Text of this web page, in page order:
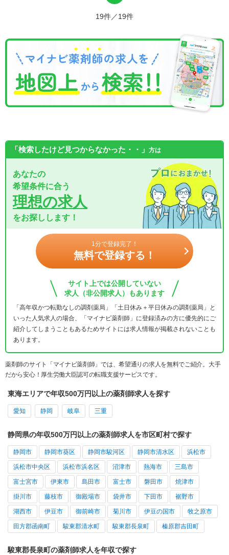
19件／19件
「検索したけど見つからなかった・・」 方は
あなたの
希望条件に合う
理想の求人
をお探しします！
1分で登録完了！
無料で登録する！
サイト上では公開していない
求人（非公開求人）もあります
「高年収かつ転勤なしの調剤薬局」「土日休み＋平日休みの調剤薬局」と
いった人気求人の場合、「マイナビ薬剤師」に登録済みの方に優先的にご
紹介してしまうこともあるためサイトには求人情報が掲載されないことも
あります。
薬剤師のサイト「マイナビ薬剤師」では、希望通りの求人を無料でご紹介。大手
だから安心！厚生労働大臣認可の転職支援サービスです。
東海エリアで年収500万円以上の薬剤師求人を探す
愛知 静岡 岐阜 三重
静岡県の年収500万円以上の薬剤師求人を市区町村で探す
静岡市 静岡市葵区 静岡市駿河区 静岡市清水区 浜松市
浜松市中央区 浜松市浜名区 沼津市 熱海市 三島市
富士宮市 伊東市 島田市 富士市 磐田市 焼津市
掛川市 藤枝市 御殿場市 袋井市 下田市 裾野市
湖西市 伊豆市 御前崎市 菊川市 伊豆の国市 牧之原市
田方郡函南町 駿東郡清水町 駿東郡長泉町 榛原郡吉田町
駿東郡長泉町の薬剤師求人を年収で探す